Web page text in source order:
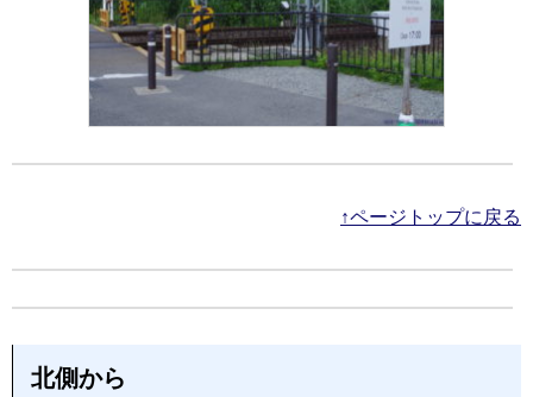
↑ページトップに戻る
北側から